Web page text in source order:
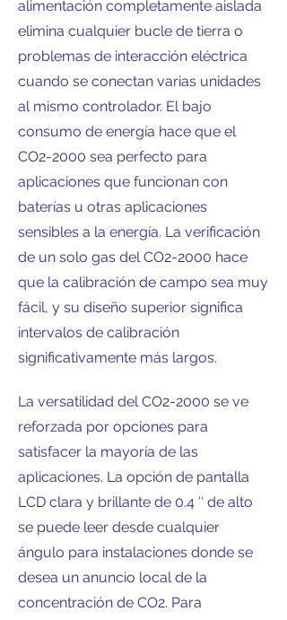
alimentación completamente aislada
elimina cualquier bucle de tierra o
problemas de interacción eléctrica
cuando se conectan varias unidades
al mismo controlador. El bajo
consumo de energía hace que el
CO2-2000 sea perfecto para
aplicaciones que funcionan con
baterías u otras aplicaciones
sensibles a la energía. La verificación
de un solo gas del CO2-2000 hace
que la calibración de campo sea muy
fácil, y su diseño superior significa
intervalos de calibración
significativamente más largos.
La versatilidad del CO2-2000 se ve
reforzada por opciones para
satisfacer la mayoría de las
aplicaciones. La opción de pantalla
LCD clara y brillante de 0.4 ″ de alto
se puede leer desde cualquier
ángulo para instalaciones donde se
desea un anuncio local de la
concentración de CO2. Para